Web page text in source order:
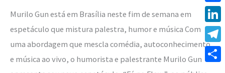
Murilo Gun está em Brasília neste fim de semana em
espetáculo que mistura palestra, humor e música Com
uma abordagem que mescla comédia, autoconhecimento
e música ao vivo, o humorista e palestrante Murilo Gun